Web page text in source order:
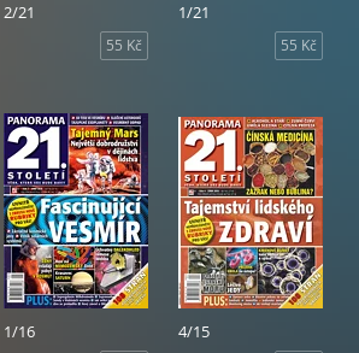
2/21
55 Kč
1/21
55 Kč
1/16 4/15